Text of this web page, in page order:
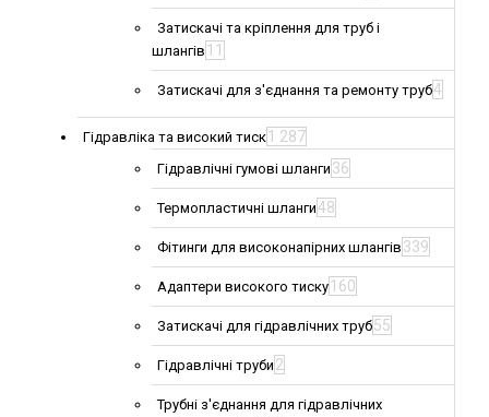
Затискачі та кріплення для труб і
шлангів 11
Затискачі для з'єднання та ремонту труб4
Гідравліка та високий тиск 1 287
Гідравлічні гумові шланги 36
Термопластичні шланги48
Фітинги для високонапірних шлангів 339
Адаптери високого тиску 160
Затискачі для гідравлічних труб55
Гідравлічні труби 2
Трубні з'єднання для гідравлічних